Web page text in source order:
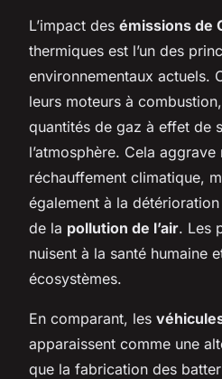
L’impact des émissions de
thermiques est l’un des
environnementaux actuels.
leurs moteurs à
quantités de gaz à effet de
l’atmosphère. Cela
réchauffement climatique,
également à la
de la pollution de l’air. Les
nuisent à la santé humaine
écosystèmes.
En comparant, les
apparaissent comme une
que la fabrication des